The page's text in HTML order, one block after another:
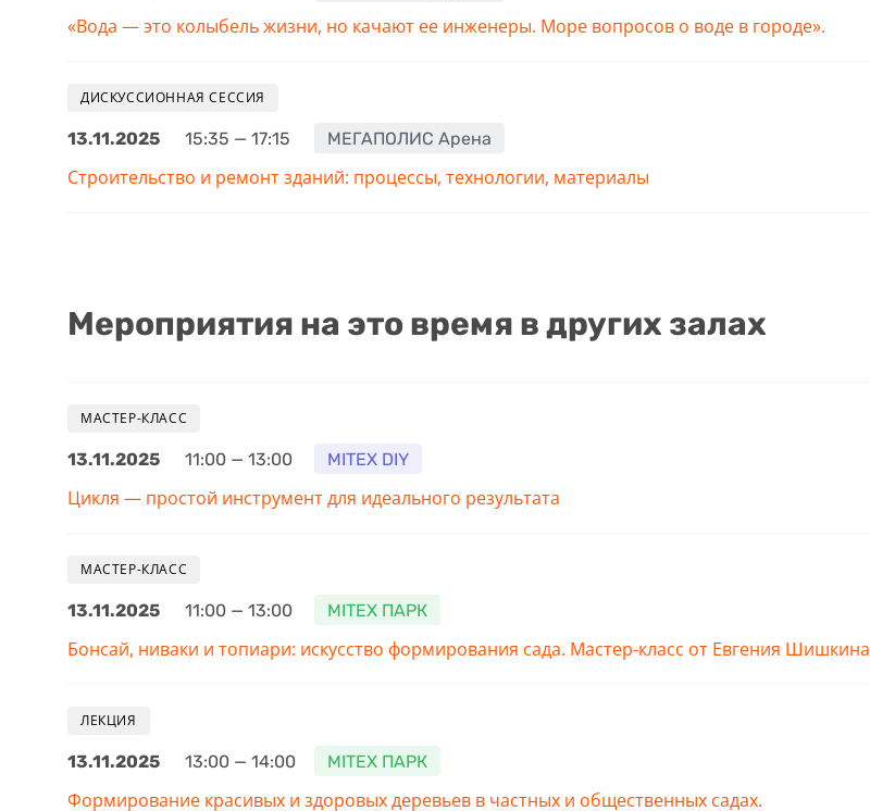
«Вода — это колыбель жизни, но качают ее инженеры. Море вопросов о воде в городе».
ДИСКУССИОННАЯ СЕССИЯ
МЕГАПОЛИС Арена
13.11.2025 15:35 — 17:15
Строительство и ремонт зданий: процессы, технологии, материалы
Мероприятия на это время в других залах
МАСТЕР-КЛАСС
MITEX DIY
13.11.2025 11:00 — 13:00
Цикля — простой инструмент для идеального результата
МАСТЕР-КЛАСС
MITEX ПАРК
13.11.2025 11:00 — 13:00
Бонсай, ниваки и топиари: искусство формирования сада. Мастер-класс от Евгения Шишкина
ЛЕКЦИЯ
MITEX ПАРК
13.11.2025 13:00 — 14:00
Формирование красивых и здоровых деревьев в частных и общественных садах.